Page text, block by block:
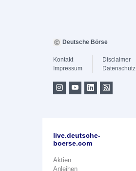
Deutsche Börse
Kontakt
Impressum
Disclaimer
Datenschutz
live.deutsche-
boerse.com
Aktien
Anleihen